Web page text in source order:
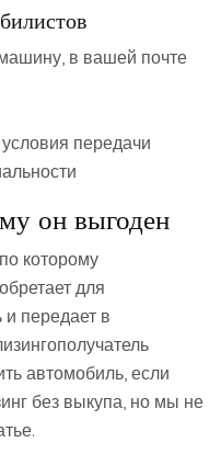
в вашей почте
передачи
он выгоден
которому
для
и передает в
автомобиль, если
без выкупа, но мы не